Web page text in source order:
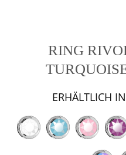
RING
ERHÄLTLICH